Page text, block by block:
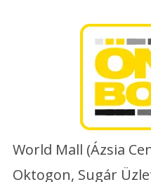
World Mall (Ázsia
Oktogon, Sugár